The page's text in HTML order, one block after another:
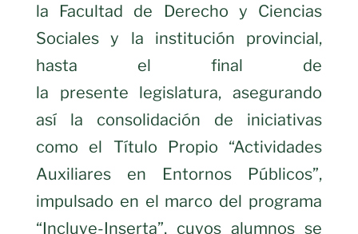
la Facultad de Derecho y Ciencias
Sociales y la institución provincial,
hasta el final de
la presente legislatura, asegurando
así la consolidación de iniciativas
como el Título Propio “Actividades
Auxiliares en Entornos Públicos”,
impulsado en el marco del programa
“Incluye-Inserta”, cuyos alumnos se